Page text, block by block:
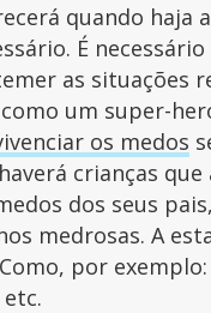
quando haja
É
as situações
um super-
os medos
crianças
dos seus
medrosas. A
por